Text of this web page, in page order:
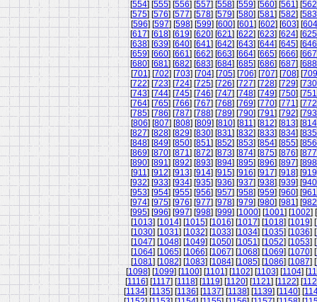
[554] [555] [556] [557] [558] [559] [560] [561] [562
[575] [576] [577] [578] [579] [580] [581] [582] [583
[596] [597] [598] [599] [600] [601] [602] [603] [604
[617] [618] [619] [620] [621] [622] [623] [624] [625
[638] [639] [640] [641] [642] [643] [644] [645] [646
[659] [660] [661] [662] [663] [664] [665] [666] [667
[680] [681] [682] [683] [684] [685] [686] [687] [688
[701] [702] [703] [704] [705] [706] [707] [708] [709
[722] [723] [724] [725] [726] [727] [728] [729] [730
[743] [744] [745] [746] [747] [748] [749] [750] [751
[764] [765] [766] [767] [768] [769] [770] [771] [772
[785] [786] [787] [788] [789] [790] [791] [792] [793
[806] [807] [808] [809] [810] [811] [812] [813] [814
[827] [828] [829] [830] [831] [832] [833] [834] [835
[848] [849] [850] [851] [852] [853] [854] [855] [856
[869] [870] [871] [872] [873] [874] [875] [876] [877
[890] [891] [892] [893] [894] [895] [896] [897] [898
[911] [912] [913] [914] [915] [916] [917] [918] [919
[932] [933] [934] [935] [936] [937] [938] [939] [940
[953] [954] [955] [956] [957] [958] [959] [960] [961
[974] [975] [976] [977] [978] [979] [980] [981] [982
[995] [996] [997] [998] [999] [1000] [1001] [1002] [
[1013] [1014] [1015] [1016] [1017] [1018] [1019] [
[1030] [1031] [1032] [1033] [1034] [1035] [1036] [
[1047] [1048] [1049] [1050] [1051] [1052] [1053] [
[1064] [1065] [1066] [1067] [1068] [1069] [1070] [
[1081] [1082] [1083] [1084] [1085] [1086] [1087] [
[1098] [1099] [1100] [1101] [1102] [1103] [1104] [
[1116] [1117] [1118] [1119] [1120] [1121] [1122] [
[1134] [1135] [1136] [1137] [1138] [1139] [1140] [